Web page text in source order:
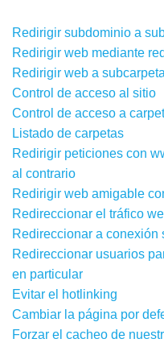
Redirigir subdominio a
Redirigir web mediante
Redirigir web a subcarpeta
Control de acceso al sitio
Control de acceso a
Listado de carpetas
Redirigir peticiones con
al contrario
Redirigir web amigable
Redireccionar el tráfico
Redireccionar a conexión
Redireccionar usuarios
en particular
Evitar el hotlinking
Cambiar la página por
Forzar el cacheo de